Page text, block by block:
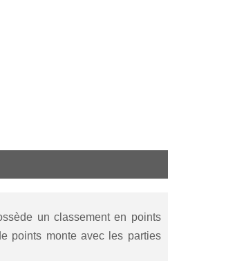
un classement en points
points monte avec les parties